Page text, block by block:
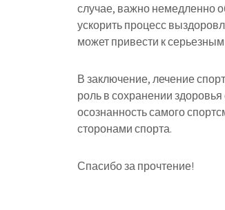
случае, важно немедленно
ускорить процесс
может привести к
В заключение, лечение
роль в сохранении
осознанность самого
сторонами спорта.
Спасибо за прочтение!